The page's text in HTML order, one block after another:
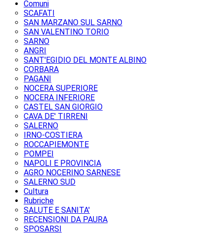
Comuni
SCAFATI
SAN MARZANO SUL SARNO
SAN VALENTINO TORIO
SARNO
ANGRI
SANT'EGIDIO DEL MONTE ALBINO
CORBARA
PAGANI
NOCERA SUPERIORE
NOCERA INFERIORE
CASTEL SAN GIORGIO
CAVA DE' TIRRENI
SALERNO
IRNO-COSTIERA
ROCCAPIEMONTE
POMPEI
NAPOLI E PROVINCIA
AGRO NOCERINO SARNESE
SALERNO SUD
Cultura
Rubriche
SALUTE E SANITA'
RECENSIONI DA PAURA
SPOSARSI